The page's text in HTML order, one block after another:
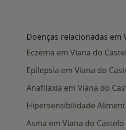
Doenças relacionadas em
Eczema em Viana do
Epilepsia em Viana do
Anafilaxia em Viana do
Hipersensibilidade
Asma em Viana do Castelo